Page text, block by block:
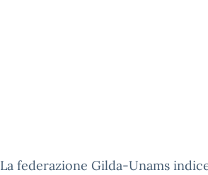
La federazione Gilda-Unams